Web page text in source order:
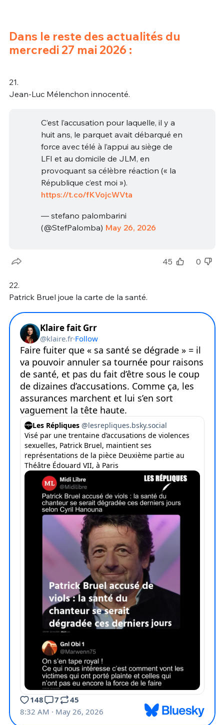
Dans le reste des actualités du
mercredi 27 mai 2026 :
21.
Jean-Luc Mélenchon innocenté.
C’est l’accusation pour laquelle, il y a
huit ans, le parquet avait débarqué en
force avec télé à l’appui au siège de
LFI et au domicile de JLM, en
provoquant sa célèbre réaction (« la
République c’est moi »).
https://t.co/fKVojcWVta
— stefano palombarini
(@StefPalomba) May 26, 2026
45 0
22.
Patrick Bruel joue la carte de la santé.